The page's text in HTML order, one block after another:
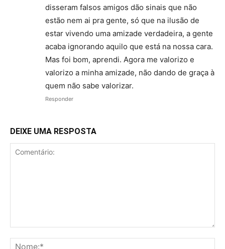
disseram falsos amigos dão sinais que não
estão nem ai pra gente, só que na ilusão de
estar vivendo uma amizade verdadeira, a gente
acaba ignorando aquilo que está na nossa cara.
Mas foi bom, aprendi. Agora me valorizo e
valorizo a minha amizade, não dando de graça à
quem não sabe valorizar.
Responder
DEIXE UMA RESPOSTA